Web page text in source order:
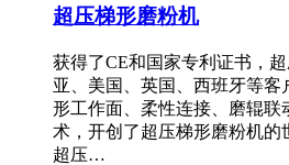
超压梯形磨粉机
获得了CE和国家专利证书，
亚、美国、英国、西班牙等
形工作面、柔性连接、磨辊联
术，开创了超压梯形磨粉机的
超压…